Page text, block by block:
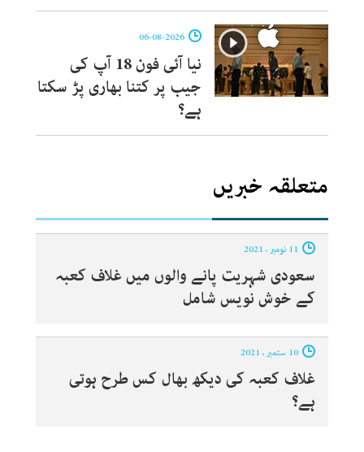
نیا آئی فون 18 آپ کی
جیب پر کتنا بھاری پڑ سکتا
ہے؟
متعلقہ خبریں
سعودی شہریت پانے والوں میں غلاف کعبہ
کے خوش نویس شامل
غلاف کعبہ کی دیکھ بھال کس طرح ہوتی
ہے؟